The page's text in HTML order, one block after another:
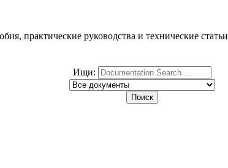
практические руководства и технические статьи
Ищи: